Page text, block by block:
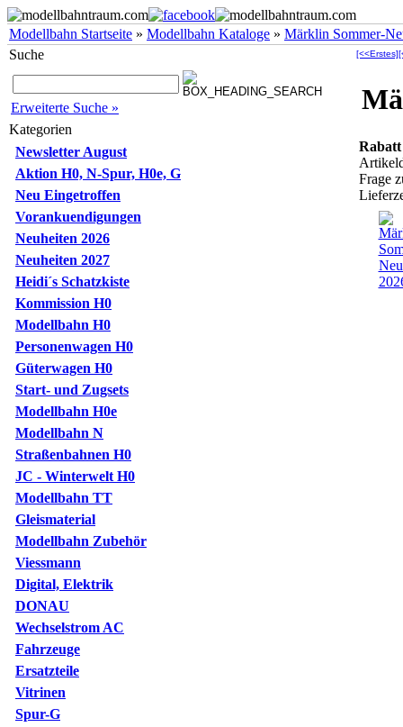
Modellbahn Startseite » Modellbahn Kataloge » Märklin Sommer-
Suche
Erweiterte Suche »
Kategorien
Newsletter August
Aktion H0, N-Spur, H0e, G
Neu Eingetroffen
Vorankuendigungen
Neuheiten 2026
Neuheiten 2027
Heidi´s Schatzkiste
Kommission H0
Modellbahn H0
Personenwagen H0
Güterwagen H0
Start- und Zugsets
Modellbahn H0e
Modellbahn N
Straßenbahnen H0
JC - Winterwelt H0
Modellbahn TT
Gleismaterial
Modellbahn Zubehör
Viessmann
Digital, Elektrik
DONAU
Wechselstrom AC
Fahrzeuge
Ersatzteile
Vitrinen
Spur-G
[<<Erstes]
Rabatt
Frage